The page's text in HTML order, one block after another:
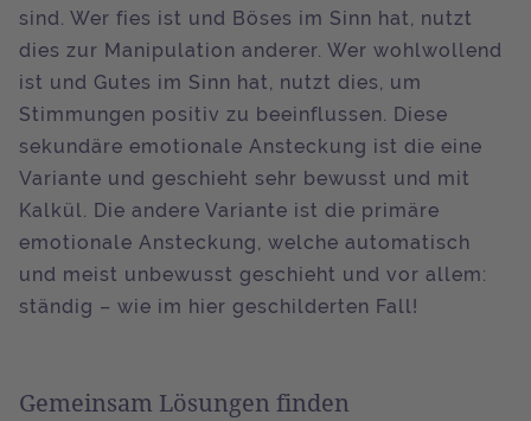
sind. Wer fies ist und Böses im Sinn hat, nutzt
dies zur Manipulation anderer. Wer wohlwollend
ist und Gutes im Sinn hat, nutzt dies, um
Stimmungen positiv zu beeinflussen. Diese
sekundäre emotionale Ansteckung ist die eine
Variante und geschieht sehr bewusst und mit
Kalkül. Die andere Variante ist die primäre
emotionale Ansteckung, welche automatisch
und meist unbewusst geschieht und vor allem:
ständig – wie im hier geschilderten Fall!
Gemeinsam Lösungen finden